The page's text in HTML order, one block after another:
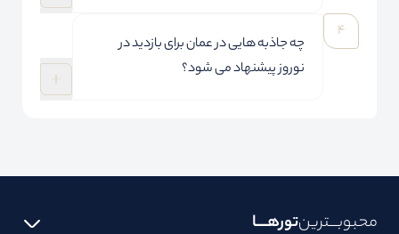
چه جاذبه هایی در عمان برای بازدید در
نوروز پیشنهاد می شود؟
محبوبـــترینتورهــــا